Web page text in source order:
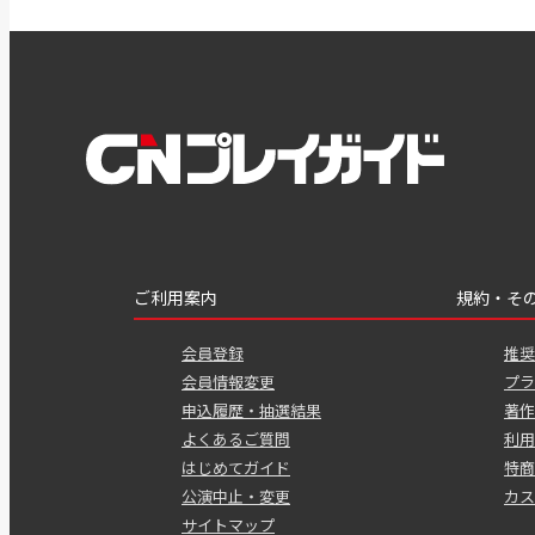
ご利用案内
会員登録
会員情報変更
申込履歴・抽選結果
よくあるご質問
はじめてガイド
公演中止・変更
サイトマップ
規約・そ
推
プ
著
利
特
カ